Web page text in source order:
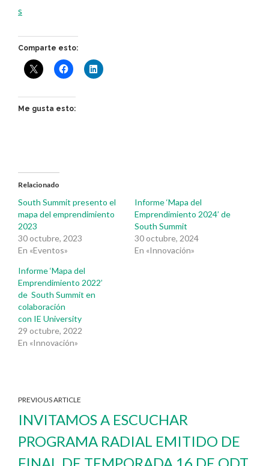
s
Comparte esto:
Me gusta esto:
Relacionado
South Summit presento el
mapa del emprendimiento
2023
30 octubre, 2023
En «Eventos»
Informe ‘Mapa del
Emprendimiento 2024’ de
South Summit
30 octubre, 2024
En «Innovación»
Informe ‘Mapa del
Emprendimiento 2022’
de South Summit en
colaboración
con IE University
29 octubre, 2022
En «Innovación»
PREVIOUS ARTICLE
INVITAMOS A ESCUCHAR
PROGRAMA RADIAL EMITIDO DE
FINAL DE TEMPORADA 16 DE ODT